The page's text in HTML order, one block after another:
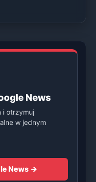
News
i otrzymuj
w jednym
News →